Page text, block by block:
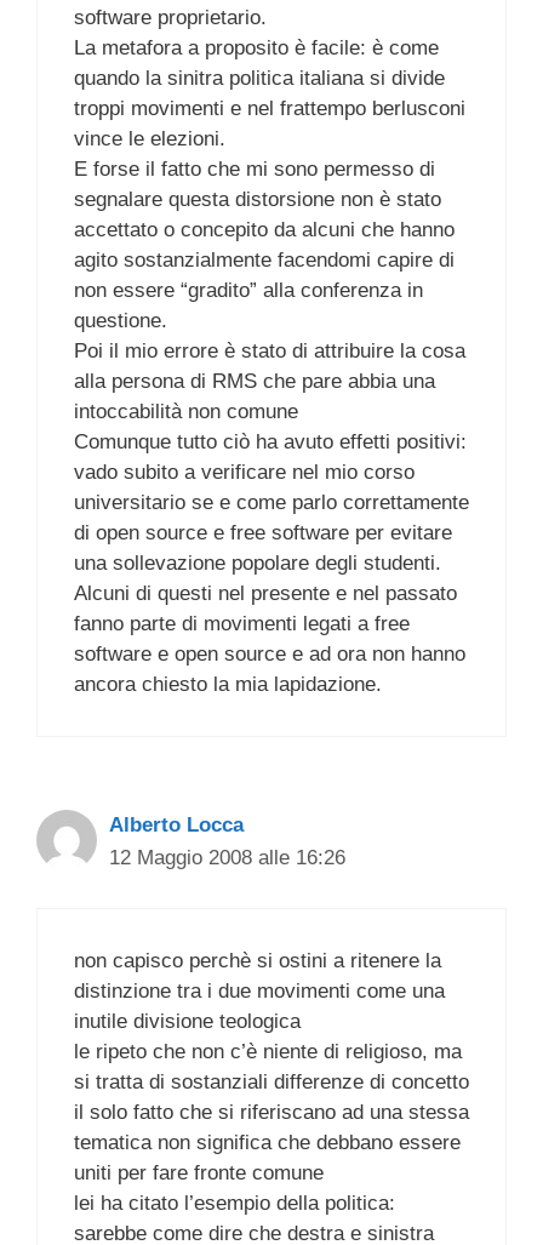
software proprietario.
La metafora a proposito è facile: è come
quando la sinitra politica italiana si divide
troppi movimenti e nel frattempo berlusconi
vince le elezioni.
E forse il fatto che mi sono permesso di
segnalare questa distorsione non è stato
accettato o concepito da alcuni che hanno
agito sostanzialmente facendomi capire di
non essere “gradito” alla conferenza in
questione.
Poi il mio errore è stato di attribuire la cosa
alla persona di RMS che pare abbia una
intoccabilità non comune
Comunque tutto ciò ha avuto effetti positivi:
vado subito a verificare nel mio corso
universitario se e come parlo correttamente
di open source e free software per evitare
una sollevazione popolare degli studenti.
Alcuni di questi nel presente e nel passato
fanno parte di movimenti legati a free
software e open source e ad ora non hanno
ancora chiesto la mia lapidazione.
Alberto Locca
12 Maggio 2008 alle 16:26
non capisco perchè si ostini a ritenere la
distinzione tra i due movimenti come una
inutile divisione teologica
le ripeto che non c’è niente di religioso, ma
si tratta di sostanziali differenze di concetto
il solo fatto che si riferiscano ad una stessa
tematica non significa che debbano essere
uniti per fare fronte comune
lei ha citato l’esempio della politica:
sarebbe come dire che destra e sinistra